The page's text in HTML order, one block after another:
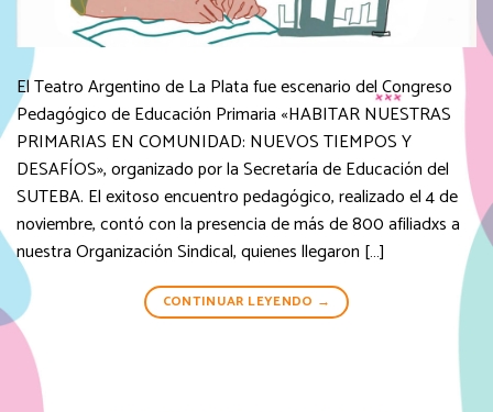
El Teatro Argentino de La Plata fue escenario del Congreso
Pedagógico de Educación Primaria «HABITAR NUESTRAS
PRIMARIAS EN COMUNIDAD: NUEVOS TIEMPOS Y
DESAFÍOS», organizado por la Secretaría de Educación del
SUTEBA. El exitoso encuentro pedagógico, realizado el 4 de
noviembre, contó con la presencia de más de 800 afiliadxs a
nuestra Organización Sindical, quienes llegaron […]
CONTINUAR LEYENDO →